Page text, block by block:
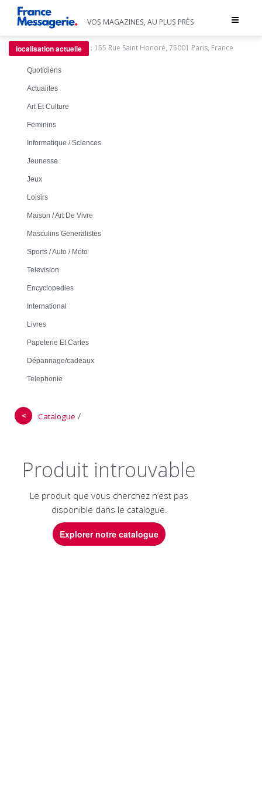
Toggle
VOS MAGAZINES, AU PLUS PRÈS
localisation actuelle : 155 Rue Saint Honoré, 75001 Paris, France
Quotidiens
Actualites
Art Et Culture
Feminins
Informatique / Sciences
Jeunesse
Jeux
Loisirs
Maison / Art De Vivre
Masculins Generalistes
Sports / Auto / Moto
Television
Encyclopedies
International
Livres
Papeterie Et Cartes
Dépannage/cadeaux
Telephonie
＜ Catalogue /
Produit introuvable
Le produit que vous cherchez n’est pas
disponible dans le catalogue.
Explorer notre catalogue